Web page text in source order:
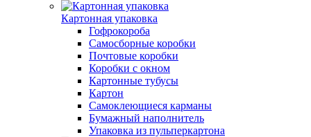
Картонная упаковка
Гофрокороба
Самосборные коробки
Почтовые коробки
Коробки с окном
Картонные тубусы
Картон
Самоклеющиеся карманы
Бумажный наполнитель
Упаковка из пульперкартона